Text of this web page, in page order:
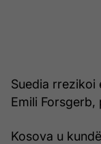
Suedia rrezikoi
Emili
Kosova u